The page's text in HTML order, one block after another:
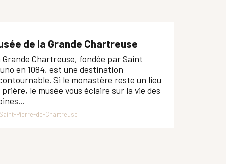
de la Grande Chartreuse
Grande Chartreuse, fondée par Saint
en 1084, est une destination
Si le monastère reste un lieu
prière, le musée vous éclaire sur la vie des
Saint-Pierre-de-Chartreuse